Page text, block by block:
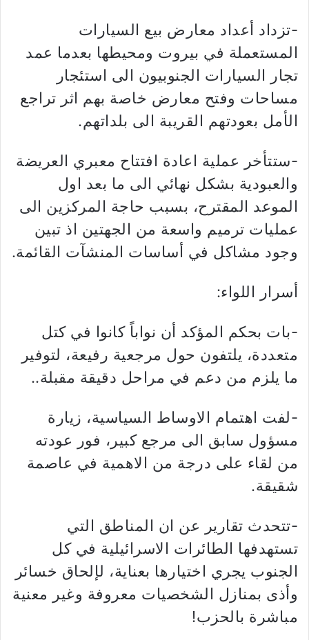
-تزداد أعداد معارض بيع السيارات
المستعملة في بيروت ومحيطها بعدما عمد
تجار السيارات الجنوبيون الى استئجار
مساحات وفتح معارض خاصة بهم اثر تراجع
الأمل بعودتهم القريبة الى بلداتهم.
-ستتأخر عملية اعادة افتتاح معبري العريضة
والعبودية بشكل نهائي الى ما بعد اول
الموعد المقترح، بسبب حاجة المركزين الى
عمليات ترميم واسعة من الجهتين اذ تبين
وجود مشاكل في أساسات المنشآت القائمة.
أسرار اللواء:
-بات بحكم المؤكد أن نواباً كانوا في كتل
متعددة، يلتفون حول مرجعية رفيعة، لتوفير
ما يلزم من دعم في مراحل دقيقة مقبلة..
-لفت اهتمام الاوساط السياسية، زيارة
مسؤول سابق الى مرجع كبير، فور عودته
من لقاء على درجة من الاهمية في عاصمة
شقيقة.
-تتحدث تقارير عن ان المناطق التي
تستهدفها الطائرات الاسرائيلية في كل
الجنوب يجري اختيارها بعناية، لإلحاق خسائر
وأذى بمنازل الشخصيات معروفة وغير معنية
مباشرة بالحزب!